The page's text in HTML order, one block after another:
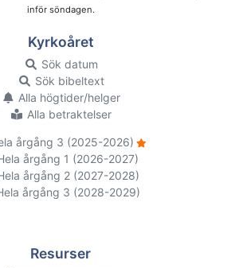
inför söndagen.
Kyrkoåret
Sök datum
Sök bibeltext
Alla högtider/helger
Alla betraktelser
årgång 3 (2025-2026)
årgång 1 (2026-2027)
årgång 2 (2027-2028)
årgång 3 (2028-2029)
Resurser